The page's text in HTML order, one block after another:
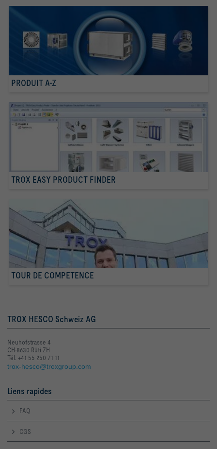
PRODUIT A-Z
TROX EASY PRODUCT FINDER
TOUR DE COMPETENCE
TROX HESCO Schweiz AG
Neuhofstrasse 4
CH-8630 Rüti ZH
Tél. +41 55 250 71 11
trox-hesco@troxgroup.com
Liens rapides
FAQ
CGS